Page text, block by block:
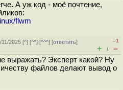
А уж код - моё почтение,
flwm
2025 [^] [^^] [^^^] [ответить]
–1
+ / –
выражать? Эксперт какой? Ну
файлов делают вывод о